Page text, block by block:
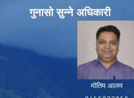
गुनासो सुन्ने अधिकारी
मोतिम आलम